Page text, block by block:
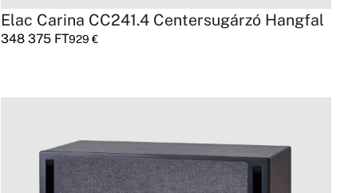
Elac Carina CC241.4 Centersugárzó Hangfal
348 375 FT929 €